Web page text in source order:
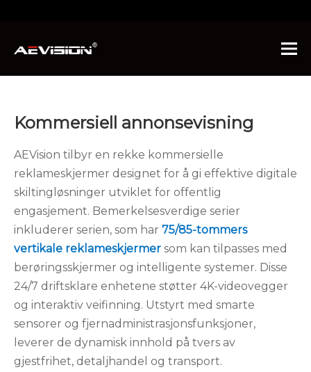
annonsevisning
Kommersiell annonsevisning
AEVision tilbyr en rekke kommersielle
reklameskjermer designet for å gi effektive digitale
skiltingløsninger utviklet for offentlig
engasjement. Bemerkelsesverdige serier
inkluderer serien, som har 75/85-tommers
vertikale reklameskjermer som kan tilpasses med
berøringsskjermer og intelligente systemer. Disse
24/7 driftsklare enhetene støtter 4K-videovegger
og interaktiv veifinning. Utstyrt med smarte
sensorer og fjernadministrasjonsfunksjoner,
leverer de dynamisk innhold på tvers av
gjestfrihet, detaljhandel og transport.